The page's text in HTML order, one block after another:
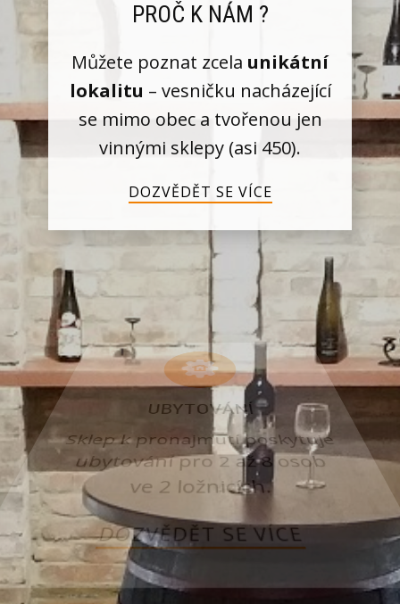
PROČ K NÁM ?
Můžete poznat zcela unikátní
lokalitu – vesničku nacházející
se mimo obec a tvořenou jen
vinnými sklepy (asi 450).
DOZVĚDĚT SE VÍCE
UBYTOVÁNÍ
Sklep k pronajmutí poskytuje
ubytování pro 2 až 8 osob
ve 2 ložnicích.
DOZVĚDĚT SE VÍCE